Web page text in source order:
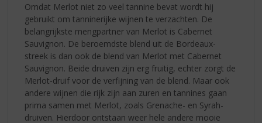
Omdat Merlot niet zo veel tannine bevat wordt hij
gebruikt om tanninerijke wijnen te verzachten. De
belangrijkste mengpartner van Merlot is Cabernet
Sauvignon. De beroemdste blend uit de Bordeaux-
streek is dan ook de blend van Merlot met Cabernet
Sauvignon. Beide druiven zijn erg fruitig, echter zorgt de
Merlot-druif voor de verfijning van de blend. Maar ook
andere wijnen die rijk zijn aan zuren en tannines gaan
prima samen met Merlot, zoals Grenache- en Syrah-
druiven. Hierdoor ontstaan weer hele andere mooie